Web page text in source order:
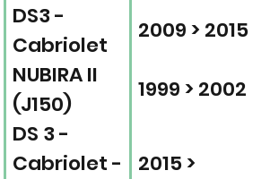
DS3 -
Cabriolet
2009 > 2015
NUBIRA II
(J150)
1999 > 2002
DS 3 -
Cabriolet -
2015 >